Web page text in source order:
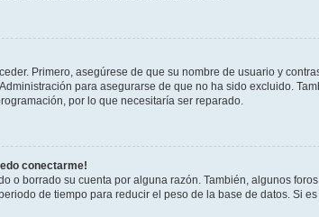
Primero, asegúrese de que su nombre de usuario y
para asegurarse de que no ha sido excluido.
por lo que necesitaría ser reparado.
conectarme!
o borrado su cuenta por alguna razón. También, algunos
de tiempo para reducir el peso de la base de datos. Si